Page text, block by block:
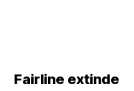
Fairline extinde